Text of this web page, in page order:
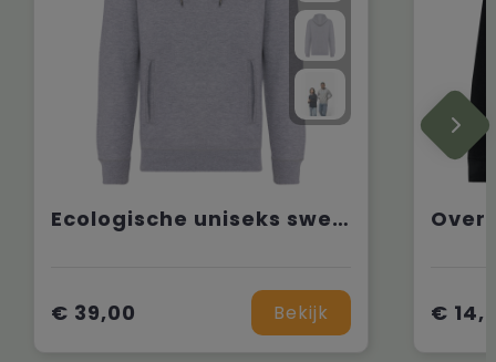
Ecologische uniseks sweater met capuchon
€ 39,00 Bekijk €